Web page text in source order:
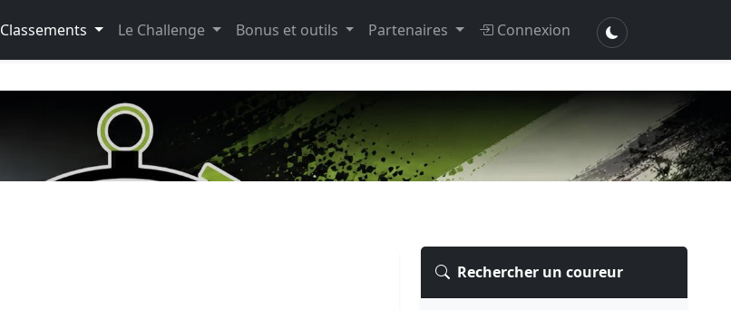
Classements Le Challenge Bonus et outils Partenaires Connexion
Rechercher un coureur